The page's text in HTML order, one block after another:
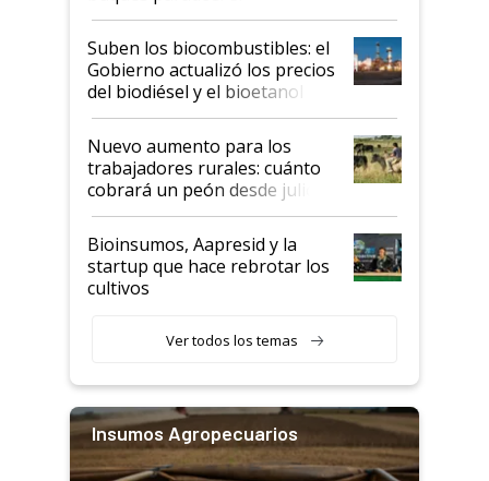
funcionamiento de las
exportadoras en tensión tras
la medida de fuerza de los
prácticos
Suben los biocombustibles: el
Gobierno actualizó los precios
del biodiésel y el bioetanol
Nuevo aumento para los
trabajadores rurales: cuánto
cobrará un peón desde julio
Bioinsumos, Aapresid y la
startup que hace rebrotar los
cultivos
Ver todos los temas
Insumos Agropecuarios